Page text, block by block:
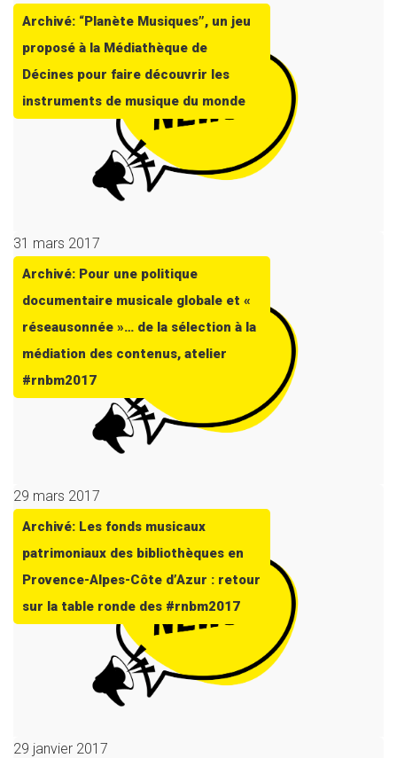
Archivé: “Planète Musiques”, un jeu
proposé à la Médiathèque de
Décines pour faire découvrir les
instruments de musique du monde
31 mars 2017
Archivé: Pour une politique
documentaire musicale globale et «
réseausonnée »… de la sélection à la
médiation des contenus, atelier
#rnbm2017
29 mars 2017
Archivé: Les fonds musicaux
patrimoniaux des bibliothèques en
Provence-Alpes-Côte d’Azur : retour
sur la table ronde des #rnbm2017
29 janvier 2017